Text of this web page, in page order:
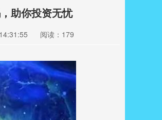
助你投资无忧
阅读：179